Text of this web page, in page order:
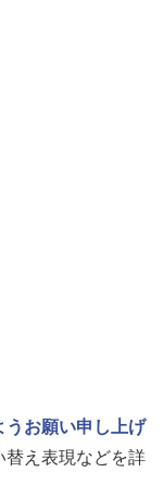
うお願い申し上げ
替え表現などを詳